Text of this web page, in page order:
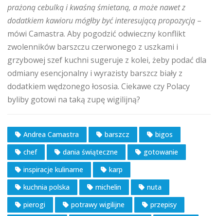
prażoną cebulką i kwaśną śmietaną, a może nawet z
dodatkiem kawioru mógłby być interesującą propozycją –
mówi Camastra. Aby pogodzić odwieczny konflikt
zwolenników barszczu czerwonego z uszkami i
grzybowej szef kuchni sugeruje z kolei, żeby podać dla
odmiany esencjonalny i wyrazisty barszcz biały z
dodatkiem wędzonego łososia. Ciekawe czy Polacy
byliby gotowi na taką zupę wigilijną?
Andrea Camastra barszcz
bigos
chef
dania świąteczne
gotowanie
inspiracje kulinarne
karp
kuchnia polska
michelin
nuta
pierogi
potrawy wigilijne
przepisy